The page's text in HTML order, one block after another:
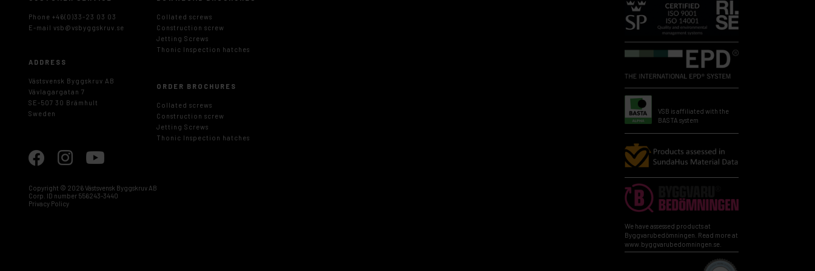
Phone +46(0)33-23 03 03
E-mail vsb@vsbyggskruv.se
Collated screws
Construction screw
Jetting Screws
Thonic Inspection hatches
ADDRESS
Västsvensk Byggskruv AB
Vävlagargatan 7
SE-507 30 Brämhult
Sweden
ORDER BROCHURES
Collated screws
Construction screw
Jetting Screws
Thonic Inspection hatches
VSB is affiliated with the
BASTA system
We have assessed products at
Byggvarubedömningen. Read more at
www.byggvarubedomningen.se.
Copyright © 2026 Västsvensk Byggskruv AB
Corp. ID number 556243-3440
Privacy Policy